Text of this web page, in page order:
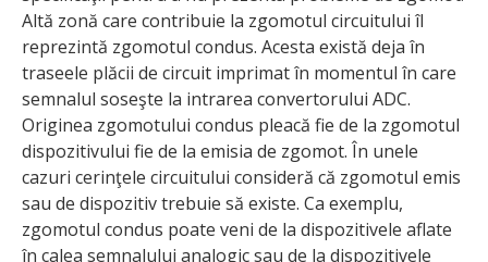
Altă zonă care contribuie la zgomotul circuitului îl
reprezintă zgomotul condus. Acesta există deja în
traseele plăcii de circuit imprimat în momentul în care
semnalul soseşte la intrarea convertorului ADC.
Originea zgomotului condus pleacă fie de la zgomotul
dispozitivului fie de la emisia de zgomot. În unele
cazuri cerinţele circuitului consideră că zgomotul emis
sau de dispozitiv trebuie să existe. Ca exemplu,
zgomotul condus poate veni de la dispozitivele aflate
în calea semnalului analogic sau de la dispozitivele